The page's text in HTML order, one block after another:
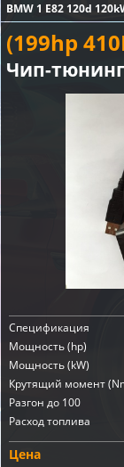
BMW 1 E82 120d
(199hp
Чип-тюнинг
Спецификация
Мощность (hp)
Мощность (kW)
Крутящий момент
Разгон до 100
Расход топлива
Цена